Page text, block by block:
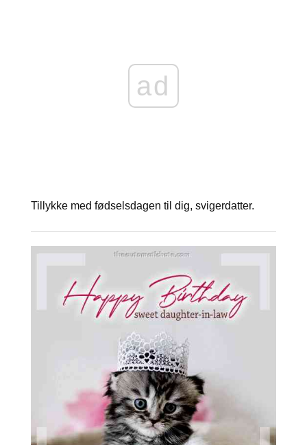
ad
Tillykke med fødselsdagen til dig, svigerdatter.